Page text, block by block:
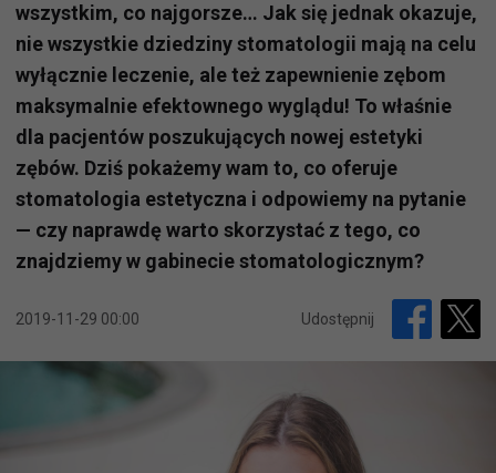
wszystkim, co najgorsze… Jak się jednak okazuje,
nie wszystkie dziedziny stomatologii mają na celu
wyłącznie leczenie, ale też zapewnienie zębom
maksymalnie efektownego wyglądu! To właśnie
dla pacjentów poszukujących nowej estetyki
zębów. Dziś pokażemy wam to, co oferuje
stomatologia estetyczna i odpowiemy na pytanie
— czy naprawdę warto skorzystać z tego, co
znajdziemy w gabinecie stomatologicznym?
2019-11-29 00:00 Udostępnij